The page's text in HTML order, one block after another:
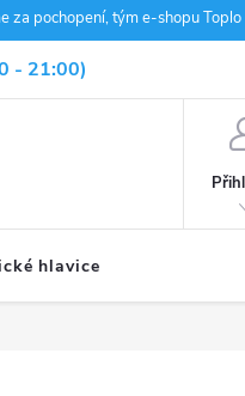
za pochopení, tým e-shopu Toplo
- 21:00)
hlavice